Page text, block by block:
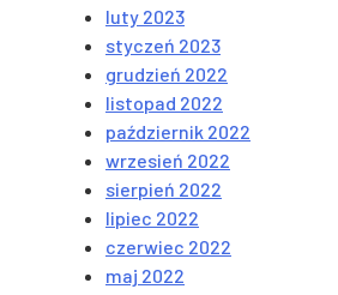
luty 2023
styczeń 2023
grudzień 2022
listopad 2022
październik 2022
wrzesień 2022
sierpień 2022
lipiec 2022
czerwiec 2022
maj 2022